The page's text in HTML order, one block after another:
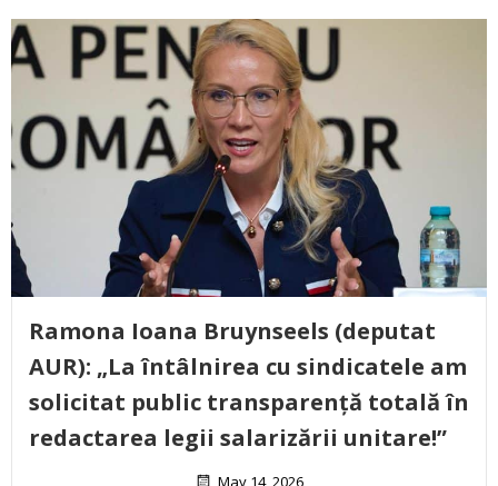
Ramona Ioana Bruynseels (deputat
AUR): „La întâlnirea cu sindicatele am
solicitat public transparență totală în
redactarea legii salarizării unitare!”
May 14, 2026